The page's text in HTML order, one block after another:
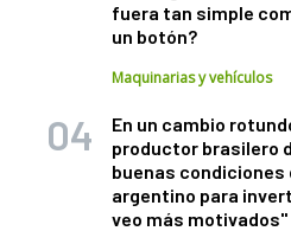
fuera tan simple
un botón?
Maquinarias y vehículos
En un cambio
productor brasilero
buenas condiciones
argentino para
veo más motivados"